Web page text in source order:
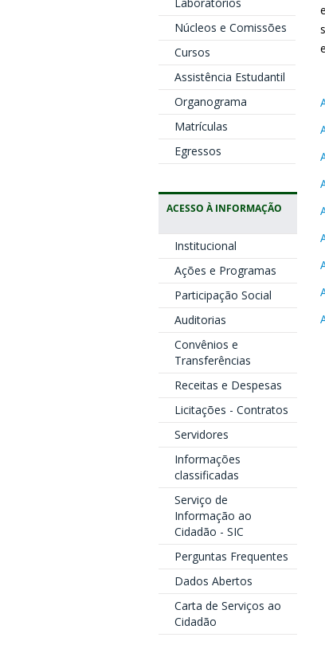
Núcleos e Comissões
Cursos
Assistência Estudantil
Organograma
Matrículas
Egressos
ACESSO À INFORMAÇÃO
Institucional
Ações e Programas
Participação Social
Auditorias
Convênios e
Transferências
Receitas e Despesas
Licitações - Contratos
Servidores
Informações
classificadas
Serviço de
Informação ao
Cidadão - SIC
Perguntas Frequentes
Dados Abertos
Carta de Serviços ao
Cidadão